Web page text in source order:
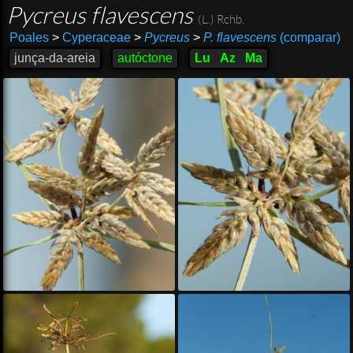
Pycreus flavescens (L.) Rchb.
Poales >Cyperaceae > Pycreus > P. flavescens(comparar)
junça-da-areia
autóctone Lu Az Ma